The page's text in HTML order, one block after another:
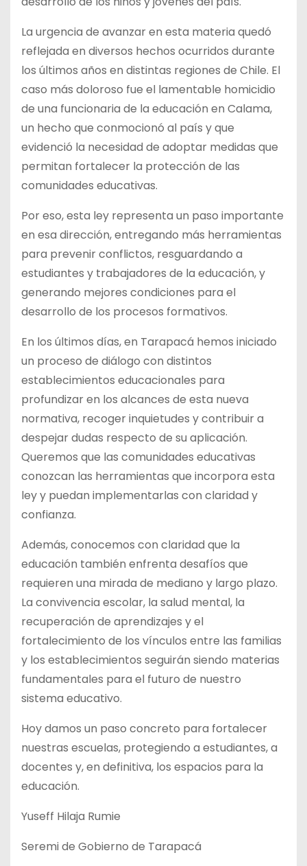
La urgencia de avanzar en esta materia quedó
reflejada en diversos hechos ocurridos durante
los últimos años en distintas regiones de Chile. El
caso más doloroso fue el lamentable homicidio
de una funcionaria de la educación en Calama,
un hecho que conmocionó al país y que
evidenció la necesidad de adoptar medidas que
permitan fortalecer la protección de las
comunidades educativas.
Por eso, esta ley representa un paso importante
en esa dirección, entregando más herramientas
para prevenir conflictos, resguardando a
estudiantes y trabajadores de la educación, y
generando mejores condiciones para el
desarrollo de los procesos formativos.
En los últimos días, en Tarapacá hemos iniciado
un proceso de diálogo con distintos
establecimientos educacionales para
profundizar en los alcances de esta nueva
normativa, recoger inquietudes y contribuir a
despejar dudas respecto de su aplicación.
Queremos que las comunidades educativas
conozcan las herramientas que incorpora esta
ley y puedan implementarlas con claridad y
confianza.
Además, conocemos con claridad que la
educación también enfrenta desafíos que
requieren una mirada de mediano y largo plazo.
La convivencia escolar, la salud mental, la
recuperación de aprendizajes y el
fortalecimiento de los vínculos entre las familias
y los establecimientos seguirán siendo materias
fundamentales para el futuro de nuestro
sistema educativo.
Hoy damos un paso concreto para fortalecer
nuestras escuelas, protegiendo a estudiantes, a
docentes y, en definitiva, los espacios para la
educación.
Yuseff Hilaja Rumie
Seremi de Gobierno de Tarapacá